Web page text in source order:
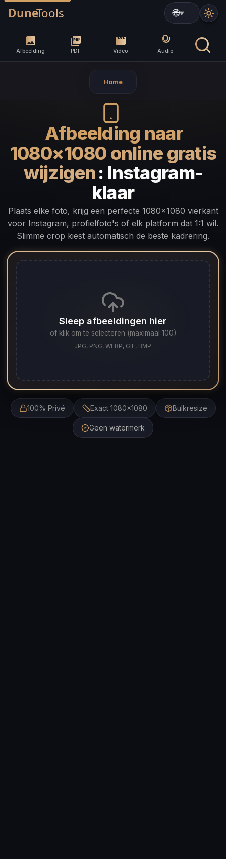
Afbeelding PDF Video Audio
▼
Home
Afbeelding naar
1080×1080 online gratis
wijzigen: Instagram-
klaar
Plaats elke foto, krijg een perfecte 1080×1080 vierkant
voor Instagram, profielfoto's of elk platform dat 1:1 wil.
Slimme crop kiest automatisch de beste kadrering.
Sleep afbeeldingen hier
of klik om te selecteren (maximaal 100)
JPG, PNG, WEBP, GIF, BMP
100% Privé Exact 1080×1080 Bulkresize
Geen watermerk